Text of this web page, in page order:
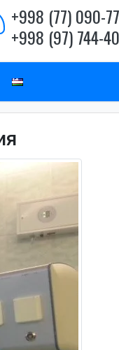
+998 (77) 090-
+998 (97) 744-